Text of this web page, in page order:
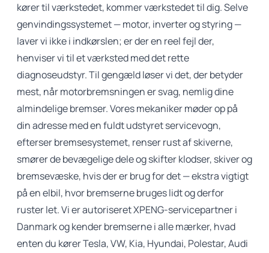
kører til værkstedet, kommer værkstedet til dig. Selve
genvindingssystemet — motor, inverter og styring —
laver vi ikke i indkørslen; er der en reel fejl der,
henviser vi til et værksted med det rette
diagnoseudstyr. Til gengæld løser vi det, der betyder
mest, når motorbremsningen er svag, nemlig dine
almindelige bremser. Vores mekaniker møder op på
din adresse med en fuldt udstyret servicevogn,
efterser bremsesystemet, renser rust af skiverne,
smører de bevægelige dele og skifter klodser, skiver og
bremsevæske, hvis der er brug for det — ekstra vigtigt
på en elbil, hvor bremserne bruges lidt og derfor
ruster let. Vi er autoriseret XPENG-servicepartner i
Danmark og kender bremserne i alle mærker, hvad
enten du kører Tesla, VW, Kia, Hyundai, Polestar, Audi